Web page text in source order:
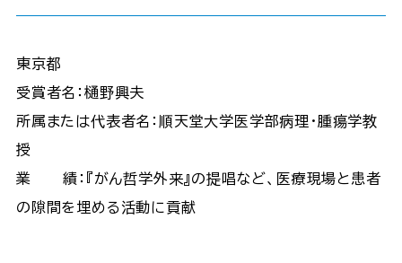
東京都
受賞者名：樋野興夫
所属または代表者名：順天堂大学医学部病理・腫瘍学教
授
業 績：『がん哲学外来』の提唱など、医療現場と患者
の隙間を埋める活動に貢献